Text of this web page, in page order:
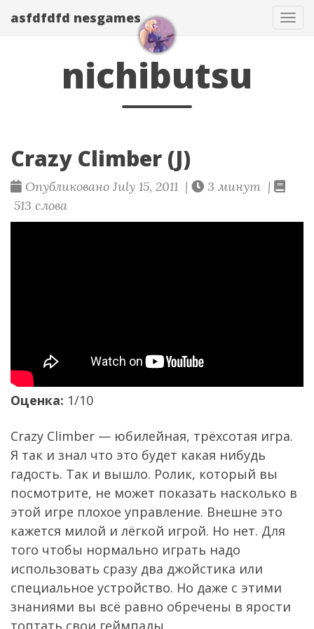
asfdfdfd nesgames
nichibutsu
Crazy Climber (J)
Опубликовано July 15, 2011 |
3 минут |
513 слова
Оценка: 1/10
Crazy Climber — юбилейная, трёхсотая игра.
Я так и знал что это будет какая нибудь
гадость. Так и вышло. Ролик, который вы
посмотрите, не может показать насколько в
этой игре плохое управление. Внешне это
кажется милой и лёгкой игрой. Но нет. Для
того чтобы нормально играть надо
использовать сразу два джойстика или
специальное устройство. Но даже с этими
знаниями вы всё равно обречены в ярости
топтать свои геймпады.